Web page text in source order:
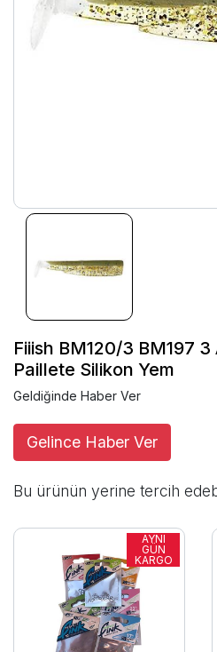
Fiiish BM120/3 BM197
Paillete Silikon Yem
Geldiğinde Haber Ver
Gelince Haber Ver
Bu ürünün yerine tercih